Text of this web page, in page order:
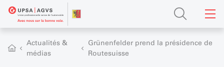
Actualités &
médias
Grünenfelder prend la présidence de
Routesuisse